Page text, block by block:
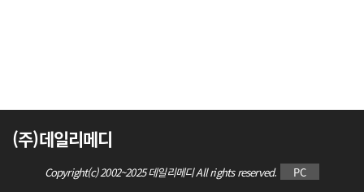
(주)데일리메디
Copyright(c) 2002~2025 데일리메디 All rights reserved. PC